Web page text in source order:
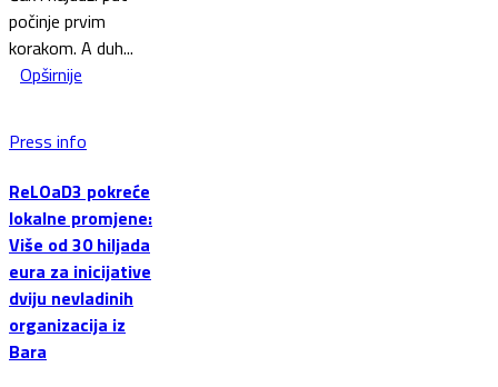
počinje prvim
korakom. A duh...
Opširnije
Press info
ReLOaD3 pokreće
lokalne promjene:
Više od 30 hiljada
eura za inicijative
dviju nevladinih
organizacija iz
Bara